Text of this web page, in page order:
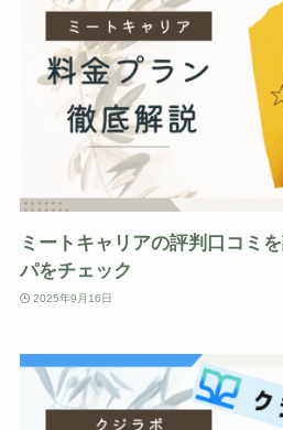
ミートキャリアの評判口コミ
パをチェック
2025年9月16日